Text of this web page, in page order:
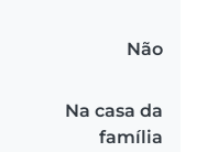
Não
Na casa da
família